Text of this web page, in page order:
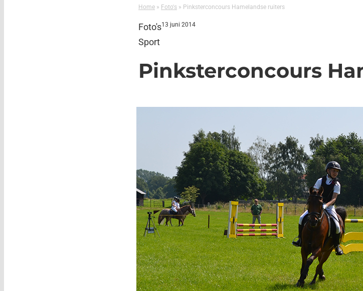
Home » Foto's » Pinksterconcours Hamelandse ruiters
Foto's
Sport
13 juni 2014
Pinksterconcours